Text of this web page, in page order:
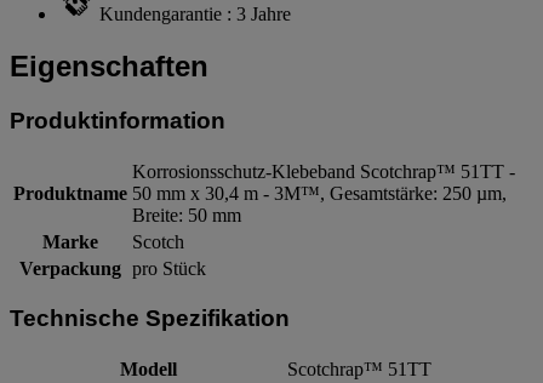
Kundengarantie : 3 Jahre
Eigenschaften
Produktinformation
Produktname
Korrosionsschutz-Klebeband Scotchrap™ 51TT -
50 mm x 30,4 m - 3M™, Gesamtstärke: 250 µm,
Breite: 50 mm
Marke
Scotch
Verpackung pro Stück
Technische Spezifikation
Modell
Scotchrap™ 51TT